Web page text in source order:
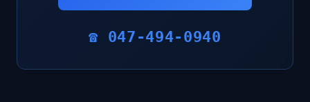
☎ 047-494-0940